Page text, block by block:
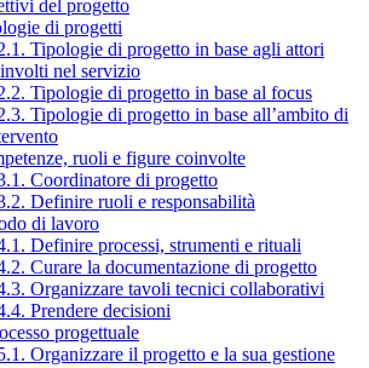
del progetto
di progetti
Tipologie di progetto in base agli attori
nel servizio
Tipologie di progetto in base al focus
Tipologie di progetto in base all’ambito di
ruoli e figure coinvolte
Coordinatore di progetto
Definire ruoli e responsabilità
di lavoro
Definire processi, strumenti e rituali
Curare la documentazione di progetto
Organizzare tavoli tecnici collaborativi
Prendere decisioni
progettuale
Organizzare il progetto e la sua gestione